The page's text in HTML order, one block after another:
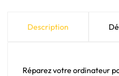
Description
Réparez votre ordinateur